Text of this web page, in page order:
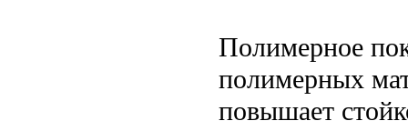
Полимерное
полимерных
повышает